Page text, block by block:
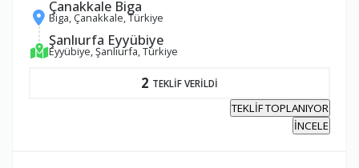
Çanakkale Biga
Biga, Çanakkale, Türkiye
Şanlıurfa Eyyübiye
Eyyübiye, Şanlıurfa, Türkiye
2 TEKLİF VERİLDİ
TEKLİF TOPLANIYOR
İNCELE